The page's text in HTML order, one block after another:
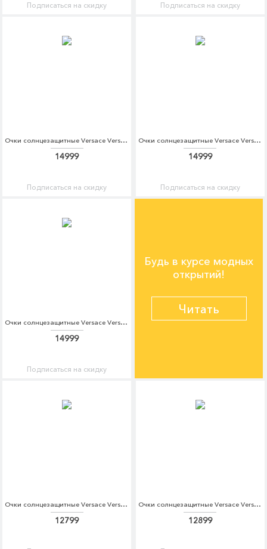
Подписаться на скидку Подписаться на скидку
Очки солнцезащитные Versace Versace VE110DWGFQ15
14999
Подписаться на скидку
Очки солнцезащитные Versace Versace VE110DWELY06
14999
Подписаться на скидку
Очки солнцезащитные Versace Versace VE110DWHGG23
14999
Подписаться на скидку
Будь в курсе модных
открытий!
Читать
Очки солнцезащитные Versace Versace VE110DWZAY61
12799
Очки солнцезащитные Versace Versace VE110DWIIF53
12899